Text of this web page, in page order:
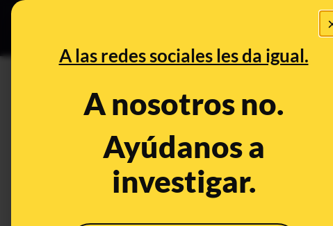
A las redes sociales les da igual.
A nosotros no.
Ayúdanos a
investigar.
Bulos
¿Aldo Comas asegura que en
This content has NOT yet been